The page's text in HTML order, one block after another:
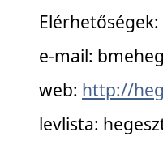
Elérhetőségek:
e-mail:
web: http://
levlista: